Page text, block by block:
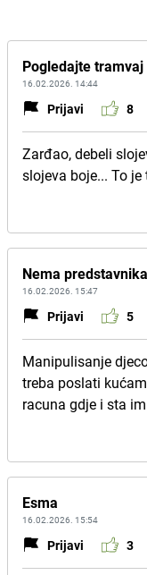
Pogledajte tramvaj
16.02.2026. 14:44
Prijavi 8
Zarđao, debeli
slojeva boje... To
Nema
16.02.2026. 15:47
Prijavi 5
Manipulisanje
treba poslati
racuna gdje i sta
Esma
16.02.2026. 15:54
Prijavi 3